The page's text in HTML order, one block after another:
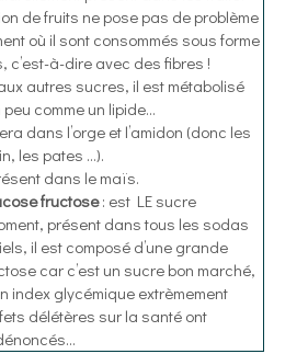
de fruits ne pose pas de problème
où il sont consommés sous forme
c’est-à-dire avec des fibres !
autres sucres, il est métabolisé
comme un lipide…
dans l’orge et l’amidon (donc les
les pates …).
dans le maïs.
fructose: est LE sucre
présent dans tous les sodas
il est composé d’une grande
car c’est un sucre bon marché,
index glycémique extrèmement
délétères sur la santé ont